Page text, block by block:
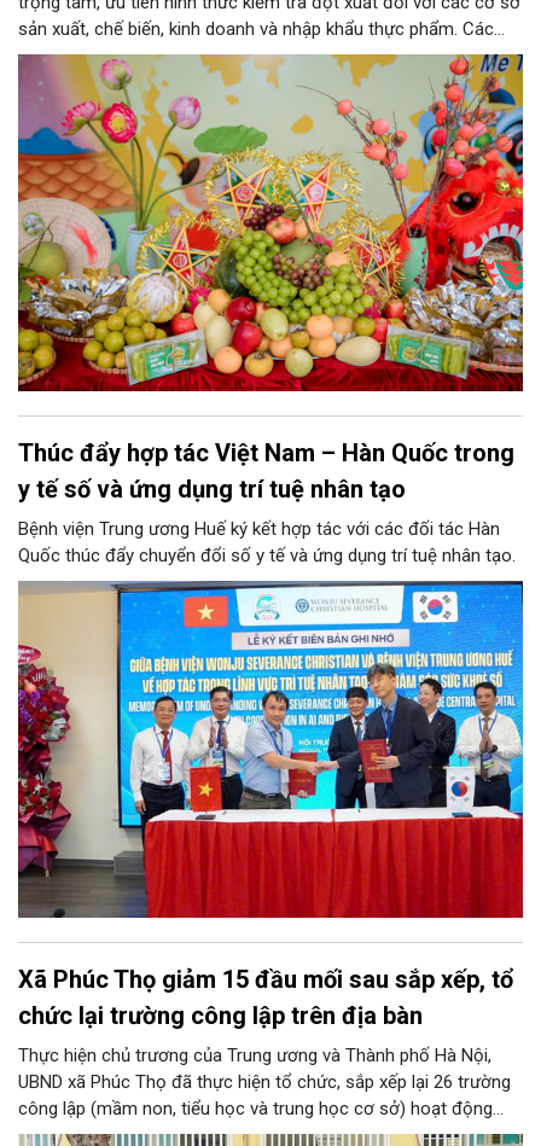
sản xuất, chế biến, kinh doanh và nhập khẩu thực phẩm. Các
nhóm mặt hàng tiêu thụ mạnh như bánh Trung thu, bánh mứt
kẹo, rượu, bia, nước giải khát, phụ gia thực phẩm...
Thúc đẩy hợp tác Việt Nam – Hàn Quốc trong
y tế số và ứng dụng trí tuệ nhân tạo
Bệnh viện Trung ương Huế ký kết hợp tác với các đối tác Hàn
Quốc thúc đẩy chuyển đổi số y tế và ứng dụng trí tuệ nhân tạo.
Xã Phúc Thọ giảm 15 đầu mối sau sắp xếp, tổ
chức lại trường công lập trên địa bàn
Thực hiện chủ trương của Trung ương và Thành phố Hà Nội,
UBND xã Phúc Thọ đã thực hiện tổ chức, sắp xếp lại 26 trường
công lập (mầm non, tiểu học và trung học cơ sở) hoạt động
độc lập thành 11 trường. Sau khi sắp xếp, xã Phúc Thọ giảm 15